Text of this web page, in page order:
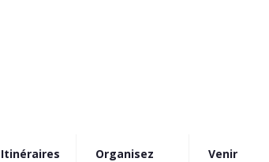
Itinéraires Organisez Venir